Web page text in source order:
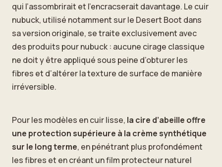
qui l’assombrirait et l’encrасserait davantage. Le cuir
nubuck, utilisé notamment sur le Desert Boot dans
sa version originale, se traite exclusivement avec
des produits pour nubuck : aucune cirage classique
ne doit y être appliqué sous peine d’obturer les
fibres et d’altérer la texture de surface de manière
irréversible.
Pour les modèles en cuir lisse, la cire d’abeille offre
une protection supérieure à la crème synthétique
sur le long terme, en pénétrant plus profondément
les fibres et en créant un film protecteur naturel